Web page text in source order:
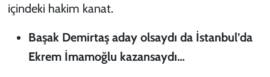
içindeki hakim kanat.
Başak Demirtaş aday olsaydı da İstanbul’da
Ekrem İmamoğlu kazansaydı…